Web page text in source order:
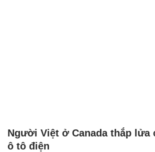
Người Việt ở Canada thắp lửa
ô tô điện